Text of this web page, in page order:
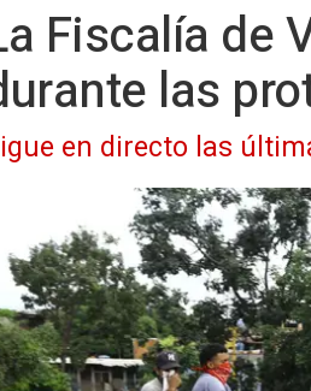
Fiscalía de
las
en directo las